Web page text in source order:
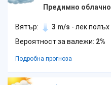
Предимно облачно
Вятър: 3 m/s - лек полъх
Вероятност за валежи: 2%
Подробна прогноза